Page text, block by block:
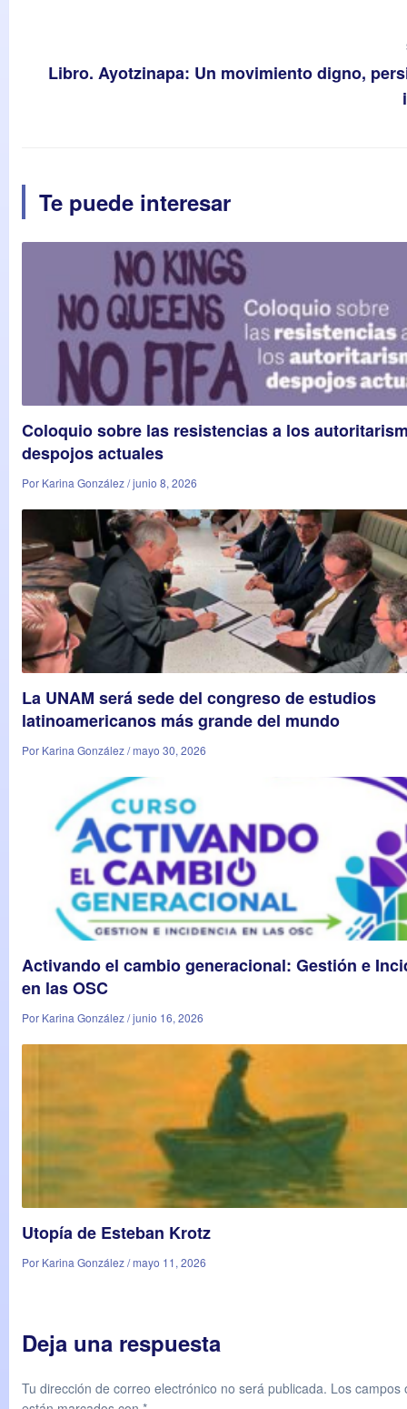
Libro. Ayotzinapa: Un movimiento digno,
Te puede interesar
Coloquio sobre las resistencias a los
despojos actuales
Por Karina González / junio 8, 2026
La UNAM será sede del congreso de estudios
latinoamericanos más grande del mundo
Por Karina González / mayo 30, 2026
Activando el cambio generacional: Gestión e
en las OSC
Por Karina González / junio 16, 2026
Utopía de Esteban Krotz
Por Karina González / mayo 11, 2026
Deja una respuesta
Tu dirección de correo electrónico no será publicada. Los campos